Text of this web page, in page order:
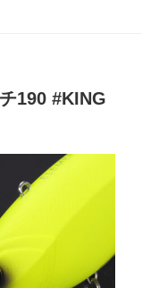
190 #KING